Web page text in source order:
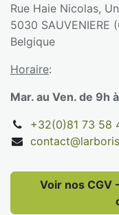
Rue Haie Nicolas,
5030 SAUVENIERE
Belgique
Horaire:
Mar. au Ven. de 9h
+32(0)81 73 58
Voir nos CGV